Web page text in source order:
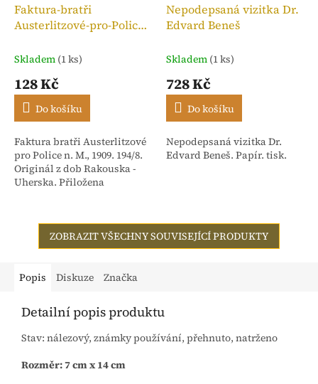
Faktura-bratři
Austerlitzové-pro-Police
Skladem (1 ks)
128 Kč
Do košíku
Faktura bratři Austerlitzové
pro Police n. M., 1909. 194/8.
Originál z dob Rakouska -
Uherska. Přiložena
dříve Isac...
Nepodepsaná vizitka Dr.
Edvard Beneš
Skladem (1 ks)
728 Kč
Do košíku
Nepodepsaná vizitka Dr.
Edvard Beneš. Papír. tisk.
ZOBRAZIT VŠECHNY SOUVISEJÍCÍ PRODUKTY
Popis Diskuze Značka
Detailní popis produktu
Stav: nálezový, známky používání, přehnuto, natrženo
Rozměr: 7 cm x 14 cm